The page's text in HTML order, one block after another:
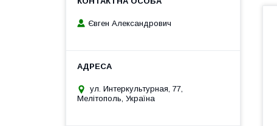
Євген Александрович
ул. Интеркультурная, 77,
Мелітополь, Україна